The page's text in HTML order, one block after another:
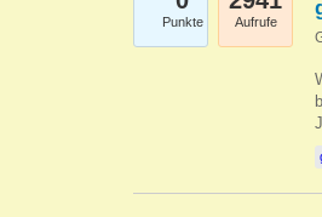
Punkte Aufrufe